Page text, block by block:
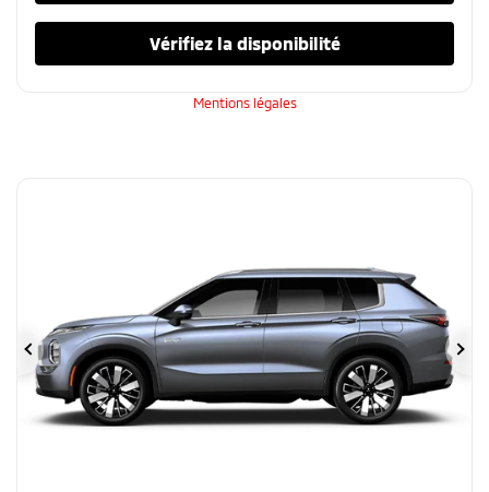
Vérifiez la disponibilité
Mentions légales
Précédent